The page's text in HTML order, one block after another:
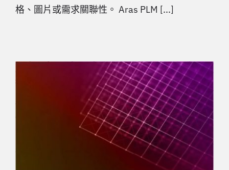
格、圖片或需求關聯性。 Aras PLM [...]